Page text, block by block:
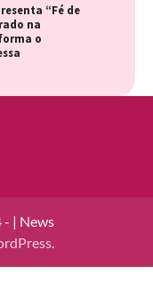
“Fé de
na
o
| News
.